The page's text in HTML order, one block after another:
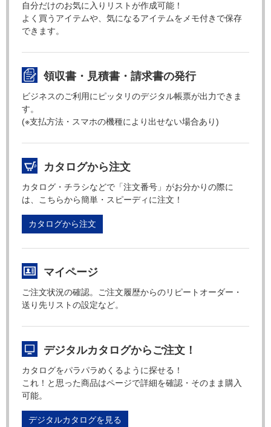
自分だけのお気に入りリストが作成可能！
よく買うアイテムや、気になるアイテムをメモ付きで保存
できます。
領収書・見積書・請求書の発行
ビジネスのご利用にピッタリのデジタル帳票が出力できま
す。
(※支払方法・スマホの機種により出せない場合あり)
カタログから注文
カタログ・チラシなどで「注文番号」がお分かりの際に
は、こちらから簡単・スピーディに注文！
カタログから注文
マイページ
ご注文状況の確認。ご注文履歴からのリピートオーダー・
送り先リストの設定など。
デジタルカタログからご注文！
カタログをパラパラめくるように探せる！
これ！と思った商品はページで詳細を確認・そのまま購入
可能。
デジタルカタログを見る